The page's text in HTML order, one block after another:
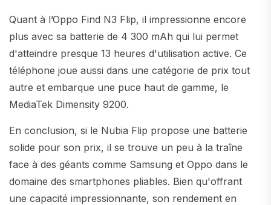
Quant à l’Oppo Find N3 Flip, il impressionne encore
plus avec sa batterie de 4 300 mAh qui lui permet
d'atteindre presque 13 heures d'utilisation active. Ce
téléphone joue aussi dans une catégorie de prix tout
autre et embarque une puce haut de gamme, le
MediaTek Dimensity 9200.
En conclusion, si le Nubia Flip propose une batterie
solide pour son prix, il se trouve un peu à la traîne
face à des géants comme Samsung et Oppo dans le
domaine des smartphones pliables. Bien qu'offrant
une capacité impressionnante, son rendement en